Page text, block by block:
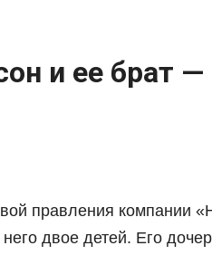
и ее брат —
правления компании
двое детей. Его